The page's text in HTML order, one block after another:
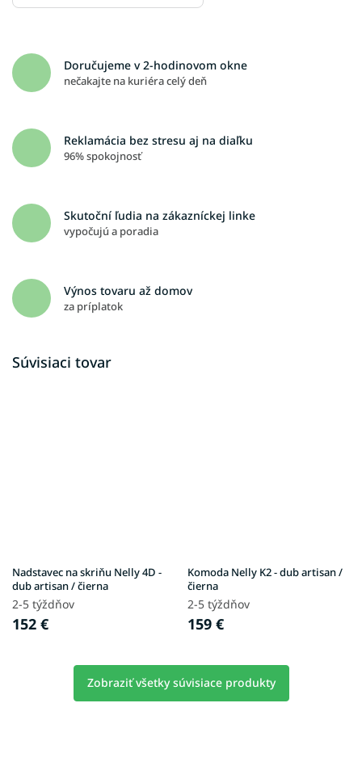
Doručujeme v 2-hodinovom okne
nečakajte na kuriéra celý deň
Reklamácia bez stresu aj na diaľku
96% spokojnosť
Skutoční ľudia na zákazníckej linke
vypočujú a poradia
Výnos tovaru až domov
za príplatok
Súvisiaci tovar
Nadstavec na skriňu Nelly 4D -
dub artisan / čierna
2-5 týždňov
152 €
Komoda Nelly K2 - dub artisan /
čierna
2-5 týždňov
159 €
Zobraziť všetky súvisiace produkty